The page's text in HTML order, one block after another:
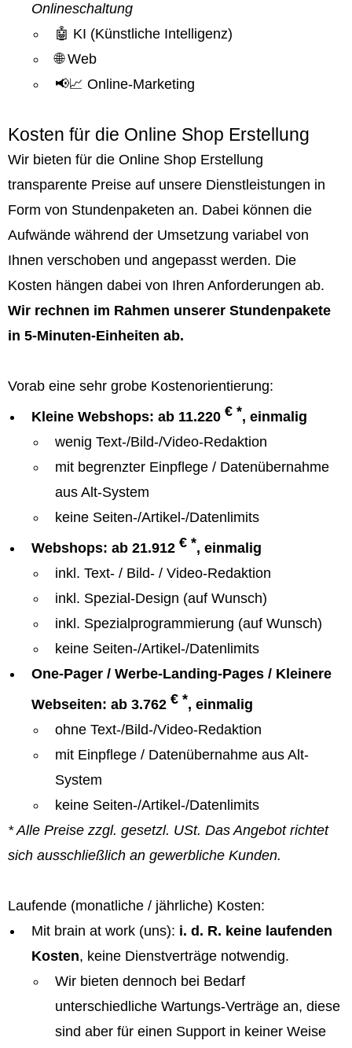
Onlineschaltung
🤖 KI (Künstliche Intelligenz)
🌐 Web
📢📈 Online-Marketing
Kosten für die Online Shop Erstellung
Wir bieten für die Online Shop Erstellung
transparente Preise auf unsere Dienstleistungen in
Form von Stundenpaketen an. Dabei können die
Aufwände während der Umsetzung variabel von
Ihnen verschoben und angepasst werden. Die
Kosten hängen dabei von Ihren Anforderungen ab.
Wir rechnen im Rahmen unserer Stundenpakete
in 5-Minuten-Einheiten ab.
Vorab eine sehr grobe Kostenorientierung:
Kleine Webshops: ab 11.220 € *, einmalig
wenig Text-/Bild-/Video-Redaktion
mit begrenzter Einpflege / Datenübernahme
aus Alt-System
keine Seiten-/Artikel-/Datenlimits
Webshops: ab 21.912 € *, einmalig
inkl. Text- / Bild- / Video-Redaktion
inkl. Spezial-Design (auf Wunsch)
inkl. Spezialprogrammierung (auf Wunsch)
keine Seiten-/Artikel-/Datenlimits
One-Pager / Werbe-Landing-Pages / Kleinere
Webseiten: ab 3.762 € *, einmalig
ohne Text-/Bild-/Video-Redaktion
mit Einpflege / Datenübernahme aus Alt-
System
keine Seiten-/Artikel-/Datenlimits
* Alle Preise zzgl. gesetzl. USt. Das Angebot richtet
sich ausschließlich an gewerbliche Kunden.
Laufende (monatliche / jährliche) Kosten:
Mit brain at work (uns): i. d. R. keine laufenden
Kosten, keine Dienstverträge notwendig.
Wir bieten dennoch bei Bedarf
unterschiedliche Wartungs-Verträge an, diese
sind aber für einen Support in keiner Weise